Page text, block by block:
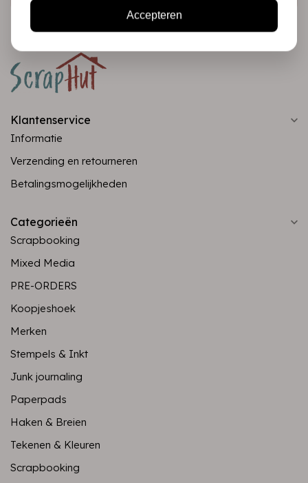
Klantenservice
Informatie
Verzending en retourneren
Betalingsmogelijkheden
Categorieën
Scrapbooking
Mixed Media
PRE-ORDERS
Koopjeshoek
Merken
Stempels & Inkt
Junk journaling
Paperpads
Haken & Breien
Tekenen & Kleuren
Scrapbooking
Accepteren